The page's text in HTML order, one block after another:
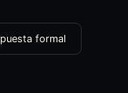
formal